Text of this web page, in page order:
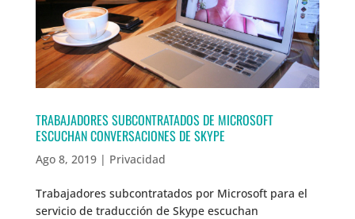
TRABAJADORES SUBCONTRATADOS DE MICROSOFT
ESCUCHAN CONVERSACIONES DE SKYPE
Ago 8, 2019| Privacidad
Trabajadores subcontratados por Microsoft para el
servicio de traducción de Skype escuchan